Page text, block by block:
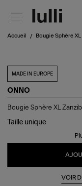
Accueil Bougie Sphère
MADE IN EUROPE
ONNO
Bougie
XL
Bougie Sphère XL
Taille unique
VOIR